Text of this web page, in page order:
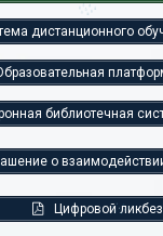
дистанционного
библиотечная
о
Цифровой ликбез